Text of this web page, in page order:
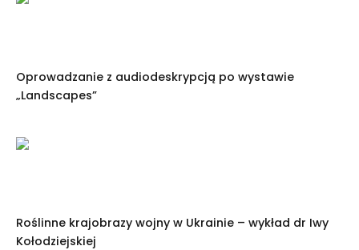
Oprowadzanie z audiodeskrypcją po wystawie
„Landscapes”
Roślinne krajobrazy wojny w Ukrainie – wykład dr Iwy
Kołodziejskiej